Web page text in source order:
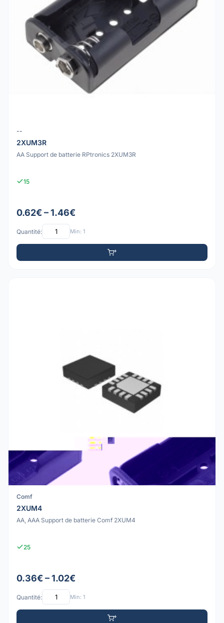
--
2XUM3R
AA Support de batterie RPtronics 2XUM3R
15
0.62€ – 1.46€
Quantité: Min: 1
Comf
2XUM4
AA, AAA Support de batterie Comf 2XUM4
25
0.36€ – 1.02€
Quantité: Min: 1